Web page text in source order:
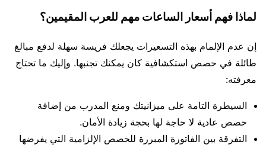
لماذا فهم أسعار الساعات مهم للعرب المقيمين؟
إن عدم الإلمام بهذه التسعيرات يجعلك فريسة سهلة لدفع مبالغ
طائلة في حصص استكشافية كان يمكنك تجنبها. وإليك ما تحتاج
معرفته:
السيطرة التامة على ميزانيتك ومنع المدرب من إضافة
حصص عادية لا حاجة لها بحجة زيادة الأمان.
التفرقة بين الفاتورة المبررة للحصص الإلزامية التي يفرضها